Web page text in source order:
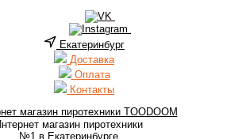
Екатеринбург
Доставка
Оплата
Контакты
магазин пиротехники
№1 в Екатеринбурге